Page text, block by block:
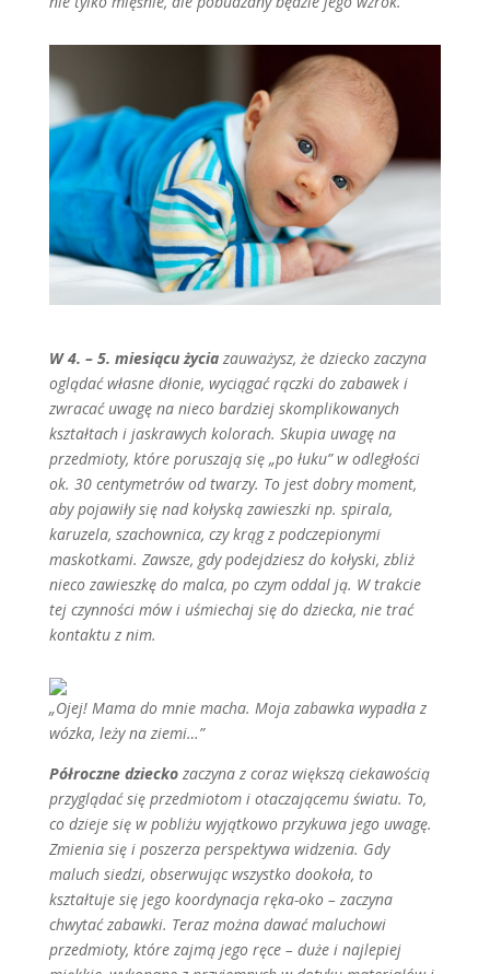
W 4. – 5. miesiącu życiazauważysz, że dziecko zaczyna
oglądać własne dłonie, wyciągać rączki do zabawek i
zwracać uwagę na nieco bardziej skomplikowanych
kształtach i jaskrawych kolorach. Skupia uwagę na
przedmioty, które poruszają się „po łuku” w odległości
ok. 30 centymetrów od twarzy. To jest dobry moment,
aby pojawiły się nad kołyską zawieszki np. spirala,
karuzela, szachownica, czy krąg z podczepionymi
maskotkami. Zawsze, gdy podejdziesz do kołyski, zbliż
nieco zawieszkę do malca, po czym oddal ją. W trakcie
tej czynności mów i uśmiechaj się do dziecka, nie trać
kontaktu z nim.
„Ojej! Mama do mnie macha. Moja zabawka wypadła z
wózka, leży na ziemi…”
Półroczne dzieckozaczyna z coraz większą ciekawością
przyglądać się przedmiotom i otaczającemu światu. To,
co dzieje się w pobliżu wyjątkowo przykuwa jego uwagę.
Zmienia się i poszerza perspektywa widzenia. Gdy
maluch siedzi, obserwując wszystko dookoła, to
kształtuje się jego koordynacja ręka-oko – zaczyna
chwytać zabawki. Teraz można dawać maluchowi
przedmioty, które zajmą jego ręce – duże i najlepiej